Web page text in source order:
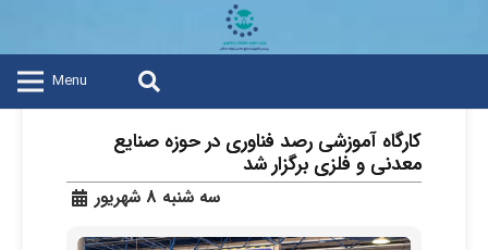
Menu
کارگاه آموزشی رصد فناوری در حوزه صنایع
معدنی و فلزی برگزار شد
سه شنبه 8 شهریور